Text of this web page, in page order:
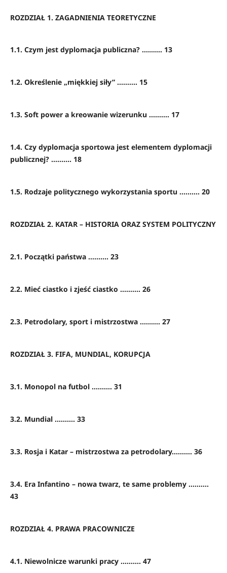
ROZDZIAŁ 1. ZAGADNIENIA TEORETYCZNE
1.1. Czym jest dyplomacja publiczna? .......... 13
1.2. Określenie „miękkiej siły” .......... 15
1.3. Soft power a kreowanie wizerunku .......... 17
1.4. Czy dyplomacja sportowa jest elementem dyplomacji
publicznej? .......... 18
1.5. Rodzaje politycznego wykorzystania sportu .......... 20
ROZDZIAŁ 2. KATAR – HISTORIA ORAZ SYSTEM POLITYCZNY
2.1. Początki państwa .......... 23
2.2. Mieć ciastko i zjeść ciastko .......... 26
2.3. Petrodolary, sport i mistrzostwa .......... 27
ROZDZIAŁ 3. FIFA, MUNDIAL, KORUPCJA
3.1. Monopol na futbol .......... 31
3.2. Mundial .......... 33
3.3. Rosja i Katar – mistrzostwa za petrodolary.......... 36
3.4. Era Infantino – nowa twarz, te same problemy ..........
43
ROZDZIAŁ 4. PRAWA PRACOWNICZE
4.1. Niewolnicze warunki pracy .......... 47